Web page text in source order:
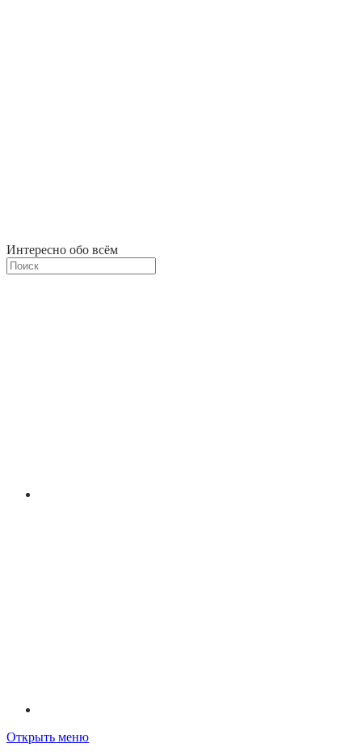
Интересно обо всём
Открыть меню